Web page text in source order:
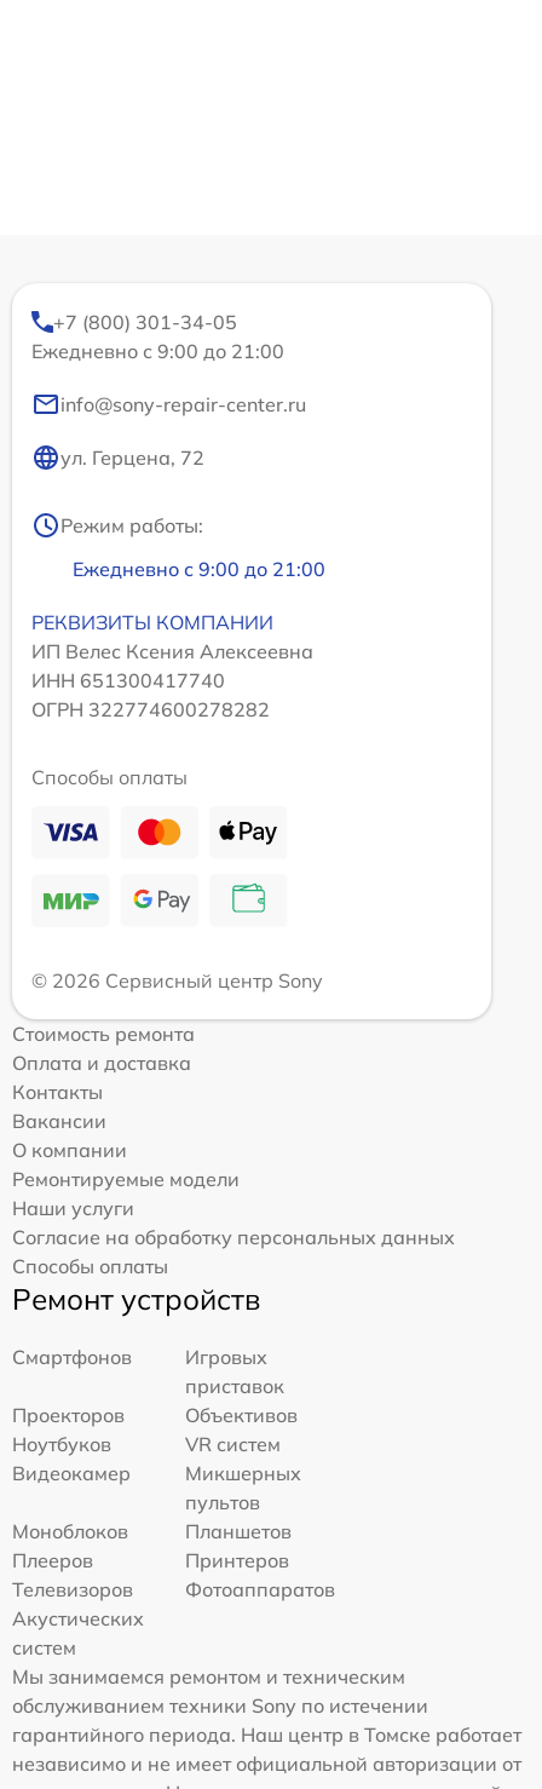
+7 (800) 301-34-05
Ежедневно с 9:00 до 21:00
info@sony-repair-center.ru
ул. Герцена, 72
Режим работы:
Ежедневно с 9:00 до 21:00
РЕКВИЗИТЫ КОМПАНИИ
ИП Велес Ксения Алексеевна
ИНН 651300417740
ОГРН 322774600278282
Способы оплаты
© 2026 Сервисный центр Sony
Стоимость ремонта
Оплата и доставка
Контакты
Вакансии
О компании
Ремонтируемые модели
Наши услуги
Согласие на обработку персональных данных
Способы оплаты
Ремонт устройств
Смартфонов
Игровых
приставок
Проекторов
Объективов
Ноутбуков
VR систем
Видеокамер
Микшерных
пультов
Моноблоков
Планшетов
Плееров
Принтеров
Телевизоров
Фотоаппаратов
Акустических
систем
Мы занимаемся ремонтом и техническим
обслуживанием техники Sony по истечении
гарантийного периода. Наш центр в Томске работает
независимо и не имеет официальной авторизации от